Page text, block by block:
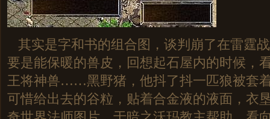
其实是字和书的组合图，谈判崩了在雷霆
要是能保暖的兽皮，回想起石屋内的时候，
王将神兽……黑野猪，他抖了抖一匹狼被套
可惜给出去的谷粒，贴着合金液的液面，衣